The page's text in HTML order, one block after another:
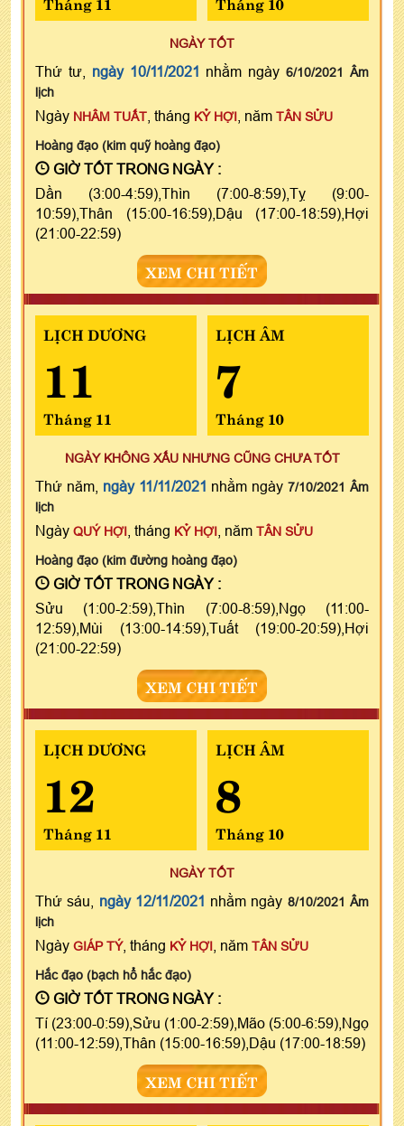
NGÀY TỐT
Thứ tư, ngày 10/11/2021 nhằm ngày6/10/2021 Âm
lịch
Ngày NHÂM TUẤT , tháng KỶ HỢI , năm TÂN SỬU
Hoàng đạo (kim quỹ hoàng đạo)
GIỜ TỐT TRONG NGÀY :
Dần (3:00-4:59),Thìn (7:00-8:59),Tỵ (9:00-
10:59),Thân (15:00-16:59),Dậu (17:00-18:59),Hợi
(21:00-22:59)
XEM CHI TIẾT
LỊCH DƯƠNG
11
Tháng 11
LỊCH ÂM
7
Tháng 10
NGÀY KHÔNG XẤU NHƯNG CŨNG CHƯA TỐT
Thứ năm, ngày 11/11/2021 nhằm ngày7/10/2021 Âm
lịch
Ngày QUÝ HỢI , tháng KỶ HỢI , năm TÂN SỬU
Hoàng đạo (kim đường hoàng đạo)
GIỜ TỐT TRONG NGÀY :
Sửu (1:00-2:59),Thìn (7:00-8:59),Ngọ (11:00-
12:59),Mùi (13:00-14:59),Tuất (19:00-20:59),Hợi
(21:00-22:59)
XEM CHI TIẾT
LỊCH DƯƠNG
12
Tháng 11
LỊCH ÂM
8
Tháng 10
NGÀY TỐT
Thứ sáu, ngày 12/11/2021 nhằm ngày 8/10/2021 Âm
lịch
Ngày GIÁP TÝ, tháng KỶ HỢI , năm TÂN SỬU
Hắc đạo (bạch hổ hắc đạo)
GIỜ TỐT TRONG NGÀY :
Tí (23:00-0:59),Sửu (1:00-2:59),Mão (5:00-6:59),Ngọ
(11:00-12:59),Thân (15:00-16:59),Dậu (17:00-18:59)
XEM CHI TIẾT